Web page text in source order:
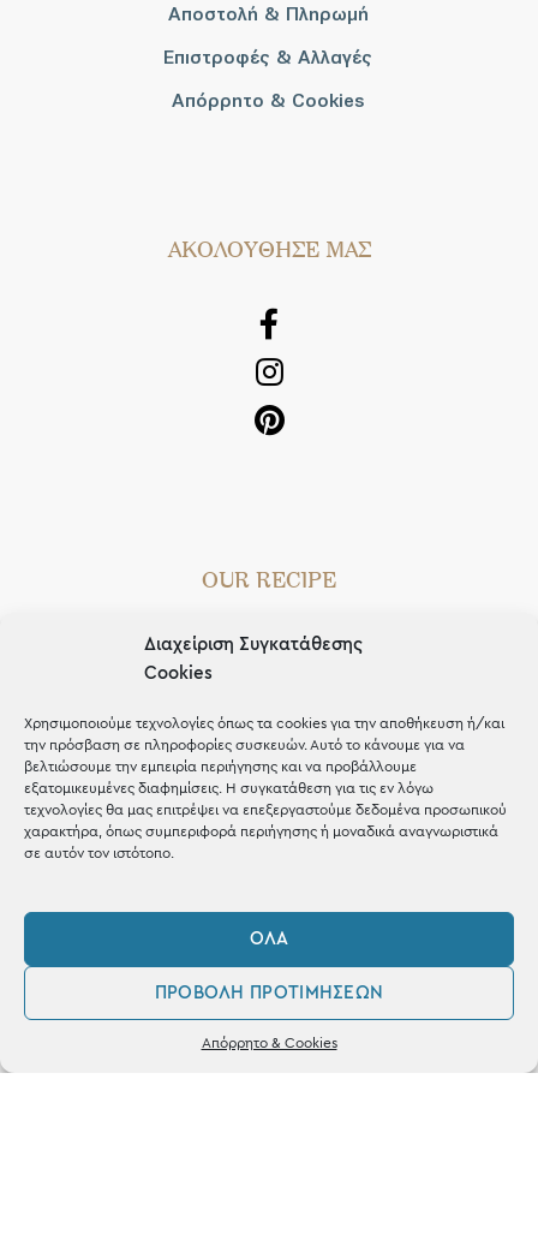
Διαχείριση Συγκατάθεσης
Cookies
Χρησιμοποιούμε τεχνολογίες όπως τα cookies για την αποθήκευση ή/και
την πρόσβαση σε πληροφορίες συσκευών. Αυτό το κάνουμε για να
βελτιώσουμε την εμπειρία περιήγησης και να προβάλλουμε
εξατομικευμένες διαφημίσεις. Η συγκατάθεση για τις εν λόγω
τεχνολογίες θα μας επιτρέψει να επεξεργαστούμε δεδομένα προσωπικού
χαρακτήρα, όπως συμπεριφορά περιήγησης ή μοναδικά αναγνωριστικά
σε αυτόν τον ιστότοπο.
ΌΛΑ
ΠΡΟΒΟΛΉ ΠΡΟΤΙΜΉΣΕΩΝ
Απόρρητο & Cookies
Αποστολή & Πληρωμή
Επιστροφές & Αλλαγές
Απόρρητο & Cookies
AΚΟΛΟΥΘΗΣΕ ΜΑΣ
OUR RECIPE
Gifts
Blog
Shop the look
ΚΑΤΑΣΤΗΜΑ
Σταθά 17, 38221 Βόλος
2421 217300
Δευ / Τετ / Σαβ: 09:00 - 15:00
0